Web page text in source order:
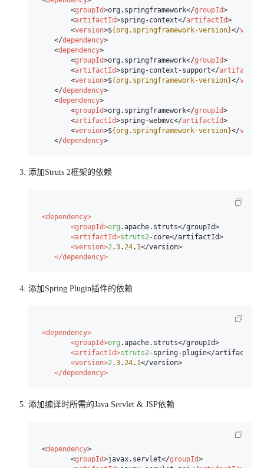
<groupId>org.springframework</groupId>
<artifactId>spring-context</artifactId>
<version>${org.springframework-version}</
</dependency>
<dependency>
<groupId>org.springframework</groupId>
<artifactId>spring-context-support</artifactId
<version>${org.springframework-version}</
</dependency>
<dependency>
<groupId>org.springframework</groupId>
<artifactId>spring-webmvc</artifactId>
<version>${org.springframework-version}</
</dependency>
添加Struts 2框架的依赖
<dependency>
<groupId>org .apache.struts</groupId>
<artifactId>struts2 -core</artifactId>
<version>2 .3. 24. 1</version>
</dependency>
添加Spring Plugin插件的依赖
<dependency>
<groupId>org .apache.struts</groupId>
<artifactId>struts2-spring-plugin</artifactId>
<version>2.3.24. 1</version>
</dependency>
添加编译时所需的Java Servlet & JSP依赖
<dependency>
<groupId>javax.servlet</groupId>